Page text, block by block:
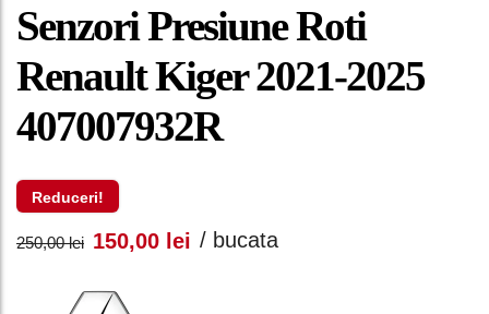
Senzori Presiune Roti
Renault Kiger 2021-2025
407007932R
Reduceri!
250,00lei Prețul
inițial
150,00 lei Prețul
/ bucata